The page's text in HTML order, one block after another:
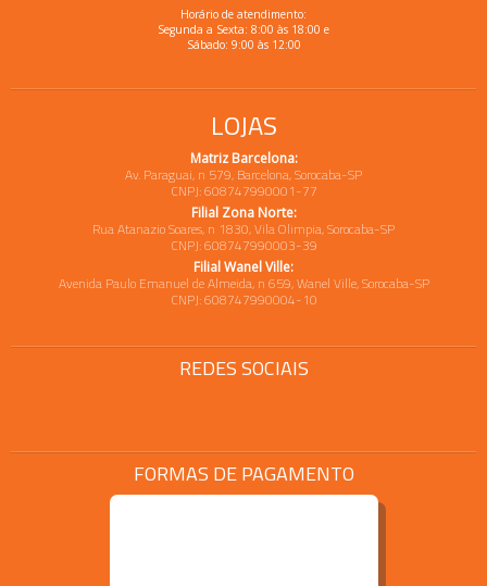
Horário de atendimento:
Segunda a Sexta: 8:00 às 18:00 e
Sábado: 9:00 às 12:00
LOJAS
Matriz Barcelona:
Av. Paraguai, n 579, Barcelona, Sorocaba-SP
CNPJ: 608747990001-77
Filial Zona Norte:
Rua Atanazio Soares, n 1830, Vila Olimpia, Sorocaba-SP
CNPJ: 608747990003-39
Filial Wanel Ville:
Avenida Paulo Emanuel de Almeida, n 659, Wanel Ville, Sorocaba-SP
CNPJ: 608747990004-10
REDES SOCIAIS
FORMAS DE PAGAMENTO